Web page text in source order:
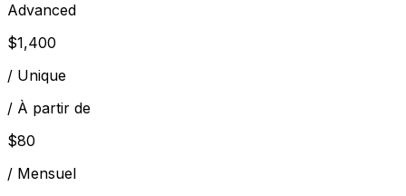
Advanced
$1,400
/ Unique
/ À partir de
$80
/ Mensuel